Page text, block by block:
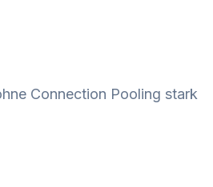
Connection Pooling stark